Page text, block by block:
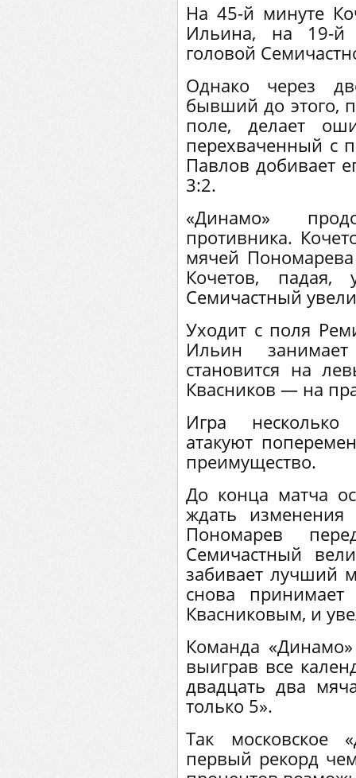
На 45-й минуте
Ильина, на 19-
головой
Однако через
бывший до этого,
поле, делает
перехваченный с
Павлов добивает
3:2.
«Динамо»
противника.
мячей
Кочетов,
Семичастный
Уходит с поля
Ильин
становится на
Квасников — на
Игра несколько
атакуют
преимущество.
До конца матча
ждать
Пономарев
Семичастный
забивает лучший
снова
Квасниковым, и
Команда
выиграв все
двадцать два
только 5».
Так московское
первый рекорд